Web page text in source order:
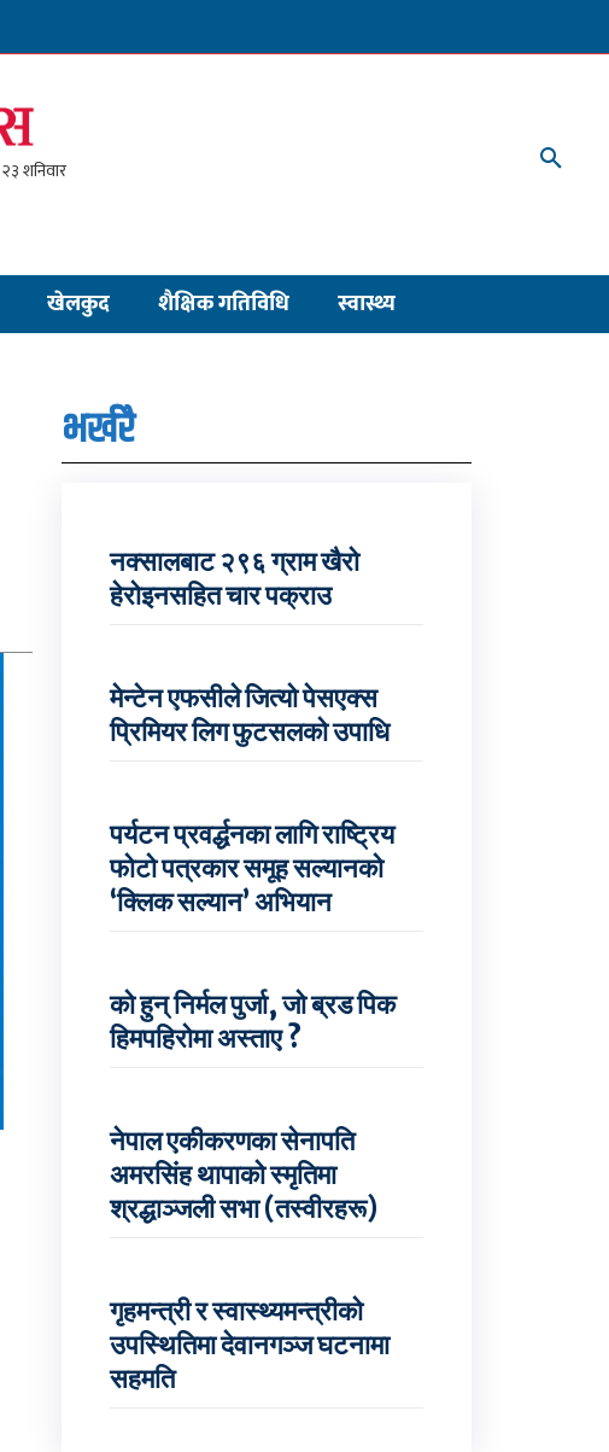
खेलकुद शैक्षिक गतिविधि स्वास्थ्य
भर्खरै
नक्सालबाट २९६ ग्राम खैरो
हेरोइनसहित चार पक्राउ
मेन्टेन एफसीले जित्यो पेसएक्स
प्रिमियर लिग फुटसलको उपाधि
पर्यटन प्रवर्द्धनका लागि राष्ट्रिय
फोटो पत्रकार समूह सल्यानको
‘क्लिक सल्यान’ अभियान
को हुन् निर्मल पुर्जा, जो ब्रड पिक
हिमपहिरोमा अस्ताए ?
नेपाल एकीकरणका सेनापति
अमरसिंह थापाको स्मृतिमा
श्रद्धाञ्जली सभा (तस्वीरहरू)
गृहमन्त्री र स्वास्थ्यमन्त्रीको
उपस्थितिमा देवानगञ्ज घटनामा
सहमति